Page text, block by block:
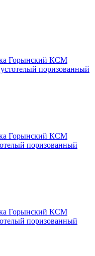
Горынский КСМ
поризованный
Горынский КСМ
поризованный
Горынский КСМ
поризованный